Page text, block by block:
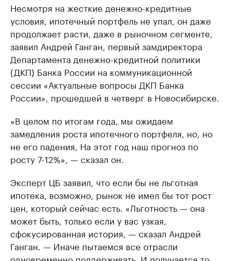
Несмотря на жесткие денежно-кредитные
условия, ипотечный портфель не упал, он даже
продолжает расти, даже в рыночном сегменте,
заявил Андрей Ганган, первый замдиректора
Департамента денежно-кредитной политики
(ДКП) Банка России на коммуникационной
сессии «Актуальные вопросы ДКП Банка
России», прошедшей в четверг в Новосибирске.
«В целом по итогам года, мы ожидаем
замедления роста ипотечного портфеля, но, но
не его падения, На этот год наш прогноз по
росту 7-12%», — сказал он.
Эксперт ЦБ заявил, что если бы не льготная
ипотека, возможно, рынок не имел бы тот рост
цен, который сейчас есть. «Льготность — она
может быть, только если у вас узкая,
сфокусированная история, — сказал Андрей
Ганган. — Иначе пытаемся все отрасли